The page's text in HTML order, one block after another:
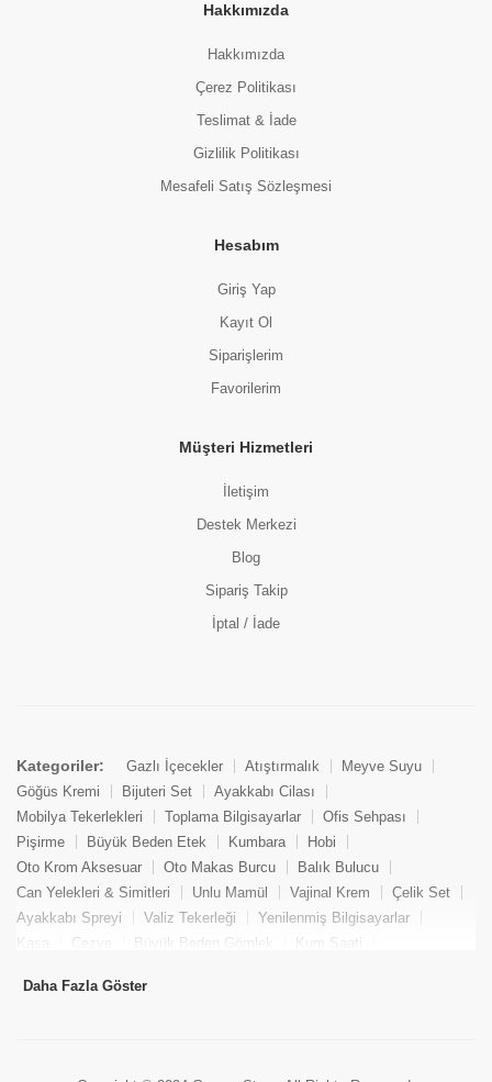
Hakkımızda
Hakkımızda
Çerez Politikası
Teslimat & İade
Gizlilik Politikası
Mesafeli Satış Sözleşmesi
Hesabım
Giriş Yap
Kayıt Ol
Siparişlerim
Favorilerim
Müşteri Hizmetleri
İletişim
Destek Merkezi
Blog
Sipariş Takip
İptal / İade
Kategoriler: Gazlı İçecekler Atıştırmalık
Meyve Suyu
Göğüs Kremi
Bijuteri Set
Ayakkabı Cilası
Mobilya Tekerlekleri
Toplama Bilgisayarlar
Ofis Sehpası
Pişirme
Büyük Beden Etek Kumbara
Hobi
Oto Krom Aksesuar
Oto Makas Burcu
Balık Bulucu
Can Yelekleri & Simitleri
Unlu Mamül Vajinal Krem
Çelik Set
Ayakkabı Spreyi
Valiz Tekerleği
Yenilenmiş Bilgisayarlar
Kasa
Cezve Büyük Beden Gömlek
Kum Saati
Tekne Bağlama & Demirleme
Daha Fazla Göster